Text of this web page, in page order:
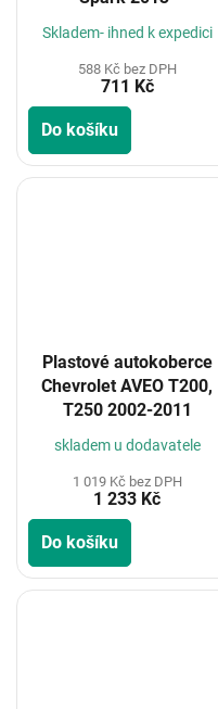
Skladem- ihned k expedici
588 Kč bez DPH
711 Kč
Do košíku
Plastové autokoberce
Chevrolet AVEO T200,
T250 2002-2011
skladem u dodavatele
1 019 Kč bez DPH
1 233 Kč
Do košíku